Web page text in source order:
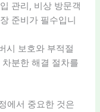
관리, 비상 방문객
준비가 필수입니
시 보호와 부적절
분한 해결 절차를
에서 중요한 것은